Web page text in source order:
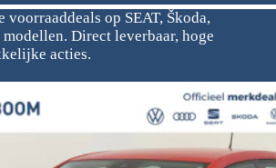
voorraaddeals op SEAT, Škoda,
Direct leverbaar, hoge
acties.